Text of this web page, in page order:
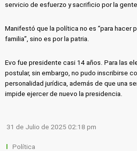
servicio de esfuerzo y sacrificio por la gente
Manifestó que la política no es “para hacer
familia”, sino es por la patria.
Evo fue presidente casi 14 años. Para las
postular, sin embargo, no pudo inscribirse
personalidad jurídica, además de que una
impide ejercer de nuevo la presidencia.
31 de Julio de 2025 02:18 pm
Política